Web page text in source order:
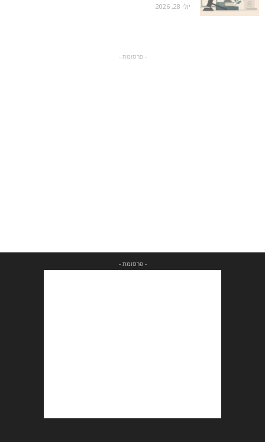
יולי 28, 2026
- פרסומת -
- פרסומת -